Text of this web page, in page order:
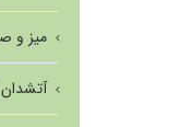
میز و